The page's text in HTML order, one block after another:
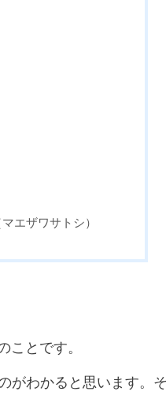
エザワサトシ）
ことです。
がわかると思います。